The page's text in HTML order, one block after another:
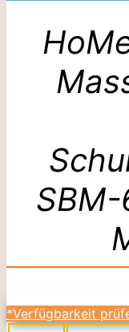
*Verfügbarkeit